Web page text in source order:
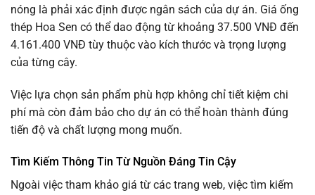
nóng là phải xác định được ngân sách của dự án. Giá ống
thép Hoa Sen có thể dao động từ khoảng 37.500 VNĐ đến
4.161.400 VNĐ tùy thuộc vào kích thước và trọng lượng
của từng cây.
Việc lựa chọn sản phẩm phù hợp không chỉ tiết kiệm chi
phí mà còn đảm bảo cho dự án có thể hoàn thành đúng
tiến độ và chất lượng mong muốn.
Tìm Kiếm Thông Tin Từ Nguồn Đáng Tin Cậy
Ngoài việc tham khảo giá từ các trang web, việc tìm kiếm